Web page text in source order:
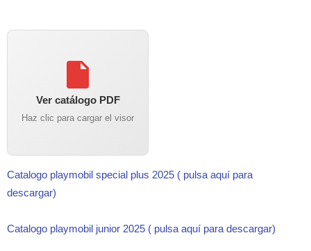
Ver catálogo PDF
Haz clic para cargar el visor
Catalogo playmobil special plus 2025 ( pulsa aquí para
descargar)
Catalogo playmobil junior 2025 ( pulsa aquí para descargar)